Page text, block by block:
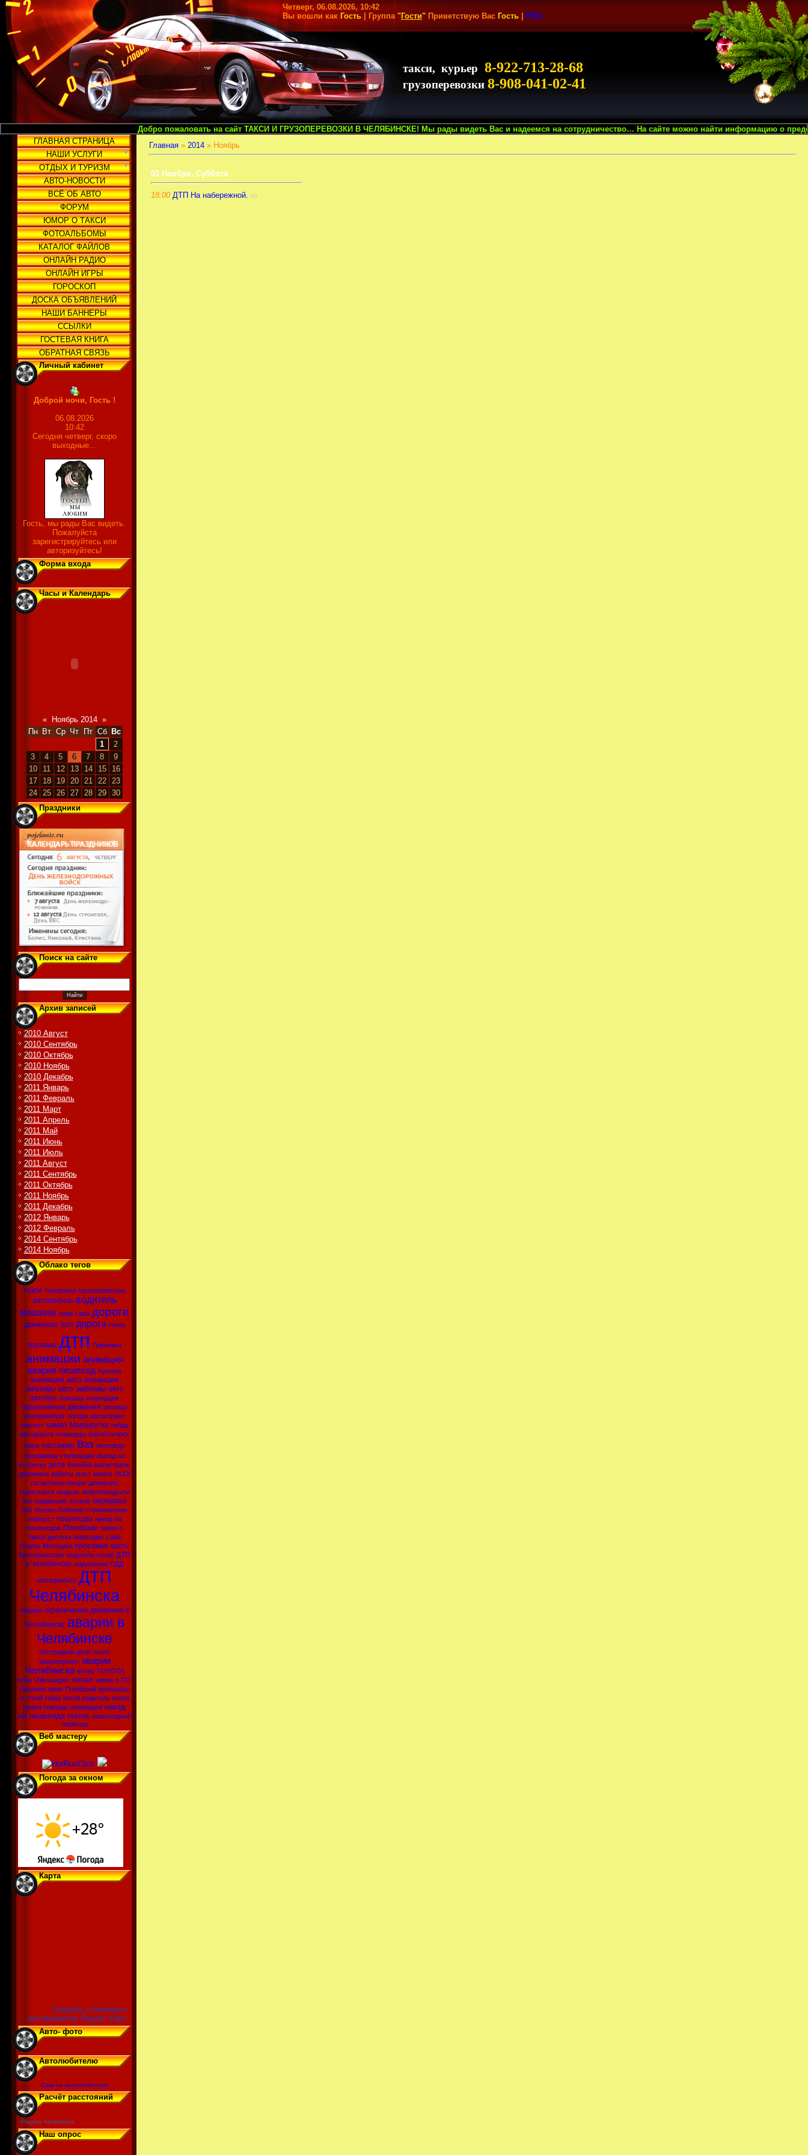
Четверг, 06.08.2026, 10:42
Вы вошли как Гость | Группа "Гости" Приветствую Вас Гость RSS
такси, курьер 8-922-713-28-68
грузоперевозки 8-908-041-02-41
Добро пожаловать на сайт ТАКСИ И ГРУЗОПЕРЕВОЗКИ В ЧЕЛЯБИНСКЕ! Мы рады видеть Вас и надеемся на сотрудничество… На сайте можно найти информацию о
ГЛАВНАЯ СТРАНИЦА
НАШИ УСЛУГИ
ОТДЫХ И ТУРИЗМ
АВТО-НОВОСТИ
ВСЁ ОБ АВТО
ФОРУМ
ЮМОР О ТАКСИ
ФОТОАЛЬБОМЫ
КАТАЛОГ ФАЙЛОВ
ОНЛАЙН РАДИО
ОНЛАЙН ИГРЫ
ГОРОСКОП
ДОСКА ОБЪЯВЛЕНИЙ
НАШИ БАННЕРЫ
ССЫЛКИ
ГОСТЕВАЯ КНИГА
ОБРАТНАЯ СВЯЗЬ
Личный кабинет
Доброй ночи, Гость !
06.08.2026
10:42
Сегодня четверг, скоро
выходные...
Гость, мы рады Вас видеть.
Пожалуйста
зарегистрируйтесь или
авторизуйтесь!
Форма входа
Часы и Календарь
« Ноябрь 2014 »
Пн
Вт Ср Чт Пт Сб
Вс
1
2
3
4 5 6 7 8
9
10
11 12 13 14 15
16
17
18 19 20 21 22
23
24
25 26 27 28 29
30
Праздники
Поиск на сайте
Архив записей
2010 Август
2010 Сентябрь
2010 Октябрь
2010 Ноябрь
2010 Декабрь
2011 Январь
2011 Февраль
2011 Март
2011 Апрель
2011 Май
2011 Июнь
2011 Июль
2011 Август
2011 Сентябрь
2011 Октябрь
2011 Ноябрь
2011 Декабрь
2012 Январь
2012 Февраль
2014 Сентябрь
2014 Ноябрь
Облако тегов
такси тонировка грузоперевозки
автомобиль водитель
машина лада Lada дороги
движение ЗИЛ дорога гонка
грузовик дтп Парковка
анимашки анимация
авария пешеход hyundai
анимация авто анимация
эмблемы авто эмблемы авто
автобус помощь очевидцев
ограничение движения автоваз
екатеринбург погода автоспринт
таксист камаз Маршрутка гибдд
автодорога очевидцы магнитогорск
жара пассажир Ваз автоледи
программа утилизации выезд на
встречку дети Копейка магистраль
дорожные работы мост миасс AUDI
госавтоинспекция движение
транспорта модель нефтепродукты
пострадавшие петров меридиан
газ бензин Лобовое столкновение
златоуст пешеходы наезд на
пешеходов Погибшие закон о
такси десятка мерседес Lada
Granta Мотоцикл проезжая часть
Автотранспорт водитель погиб ДТП
в Челябинске нарушение ПДД
мотоциклист ДТП
Челябинска
Аварии ограничение движения в
Челябинске аварии в
Челябинске
пострадали дети осаго
законопроект аварии
Челябинска ветер TOYOTA
bmw Volkswagen nissan новое в ТО
лишение прав Погибший врезалась
в столб Нива погиб водитель волга
нужна помощь очевидцев наезд
на пешехода газель пешеходный
переход
Веб мастеру
Погода за окном
Карта
Создано с помощью
инструментов Яндекс.Карт
Авто- фото
Автолюбителю
Советы автолюбителю
Расчёт расстояний
Flagma Челябинск
Наш опрос
Главная » 2014 » Ноябрь
01 Ноября, Суббота
18:00 ДТП На набережной. (0)